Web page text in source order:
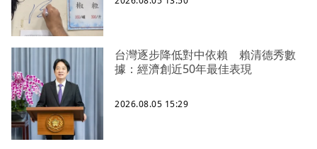
台灣逐步降低對中依賴 賴清德秀數
據：經濟創近50年最佳表現
2026.08.05 15:29